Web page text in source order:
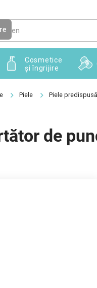
Cosmetice
și îngrijire
Piele Piele
de